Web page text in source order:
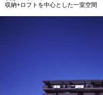
収納+ロフトを中心とした一室空間